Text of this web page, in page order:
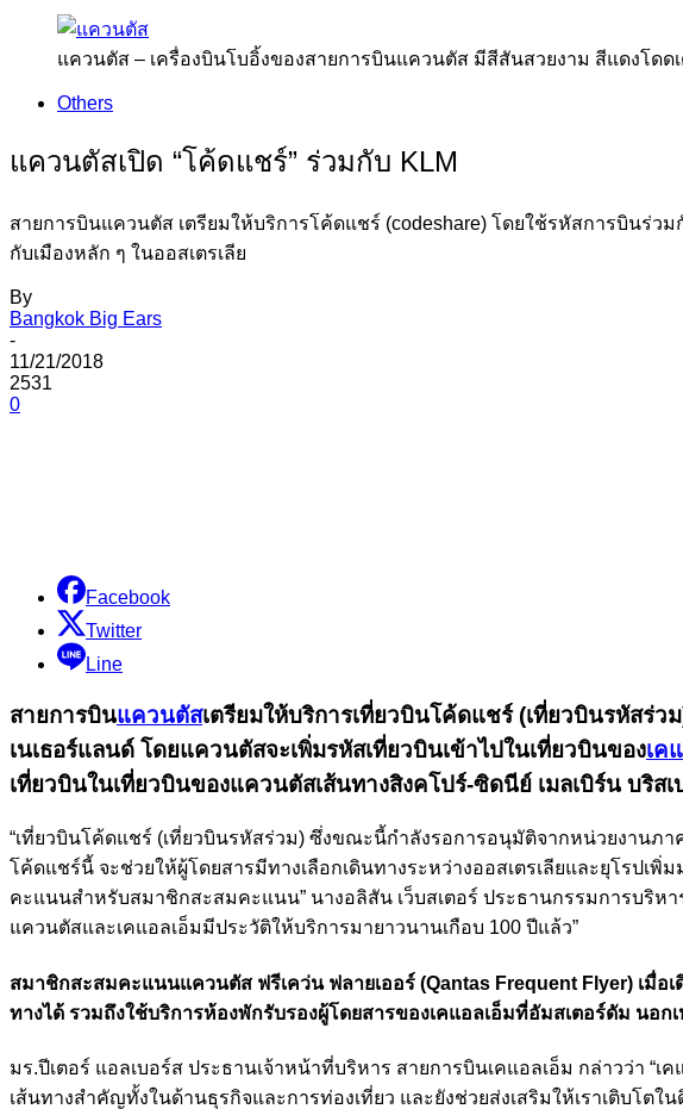
แควนตัส – เครื่องบินโบอิ้งของสายการบินแควนตัส มีสีสันสวยงาม สีแดงโดด
Others
แควนตัสเปิด “โค้ดแชร์” ร่วมกับ KLM
สายการบินแควนตัส เตรียมให้บริการโค้ดแชร์ (codeshare) โดยใช้รหัสการบินร่ว
กับเมืองหลัก ๆ ในออสเตรเลีย
By
Bangkok Big Ears
-
11/21/2018
2531
0
Facebook
Twitter
Line
สายการบินแควนตัสเตรียมให้บริการเที่ยวบินโค้ดแชร์ (เที่ยวบินรหัสร่ว
เนเธอร์แลนด์ โดยแควนตัสจะเพิ่มรหัสเที่ยวบินเข้าไปในเที่ยวบินของเค
เที่ยวบินในเที่ยวบินของแควนตัสเส้นทางสิงคโปร์-ซิดนีย์ เมลเบิร์น บริสเ
“เที่ยวบินโค้ดแชร์ (เที่ยวบินรหัสร่วม) ซึ่งขณะนี้กำลังรอการอนุมัติจากหน่วยงานภ
โค้ดแชร์นี้ จะช่วยให้ผู้โดยสารมีทางเลือกเดินทางระหว่างออสเตรเลียและยุโรป
คะแนนสำหรับสมาชิกสะสมคะแนน” นางอลิสัน เว็บสเตอร์ ประธานกรรมการบริห
แควนตัสและเคแอลเอ็มมีประวัติให้บริการมายาวนานเกือบ 100 ปีแล้ว”
สมาชิกสะสมคะแนนแควนตัส ฟรีเคว่น ฟลายเออร์ (Qantas Frequent Flyer) เมื่
ทางได้ รวมถึงใช้บริการห้องพักรับรองผู้โดยสารของเคแอลเอ็มที่อัมสเตอร์ดัม นอ
มร.ปีเตอร์ แอลเบอร์ส ประธานเจ้าหน้าที่บริหาร สายการบินเคแอลเอ็ม กล่าวว่า
เส้นทางสำคัญทั้งในด้านธุรกิจและการท่องเที่ยว และยังช่วยส่งเสริมให้เราเติบโต